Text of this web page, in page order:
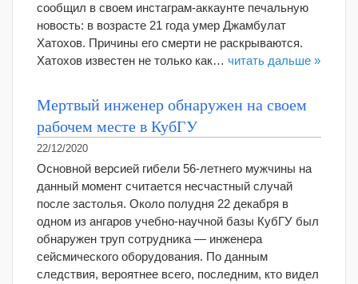
сообщил в своем инстаграм-аккаунте печальную
новость: в возрасте 21 года умер Джамбулат
Хатохов. Причины его смерти не раскрываются.
Хатохов известен не только как… читать дальше »
Мертвый инженер обнаружен на своем
рабочем месте в КубГУ
22/12/2020
Основной версией гибели 56-летнего мужчины на
данный момент считается несчастный случай
после застолья. Около полудня 22 декабря в
одном из ангаров учебно-научной базы КубГУ был
обнаружен труп сотрудника — инженера
сейсмического оборудования. По данным
следствия, вероятнее всего, последним, кто видел